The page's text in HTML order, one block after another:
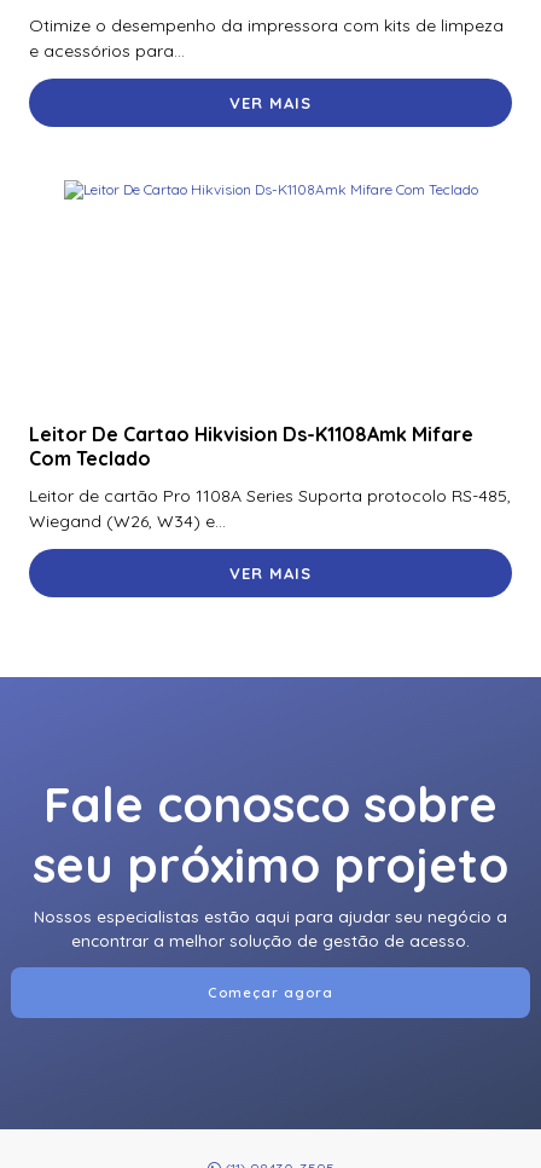
Otimize o desempenho da impressora com kits de limpeza
e acessórios para...
VER MAIS
Leitor De Cartao Hikvision Ds-K1108Amk Mifare
Com Teclado
Leitor de cartão Pro 1108A Series Suporta protocolo RS-485,
Wiegand (W26, W34) e...
VER MAIS
Fale conosco sobre
seu próximo projeto
Nossos especialistas estão aqui para ajudar seu negócio a
encontrar a melhor solução de gestão de acesso.
Começar agora